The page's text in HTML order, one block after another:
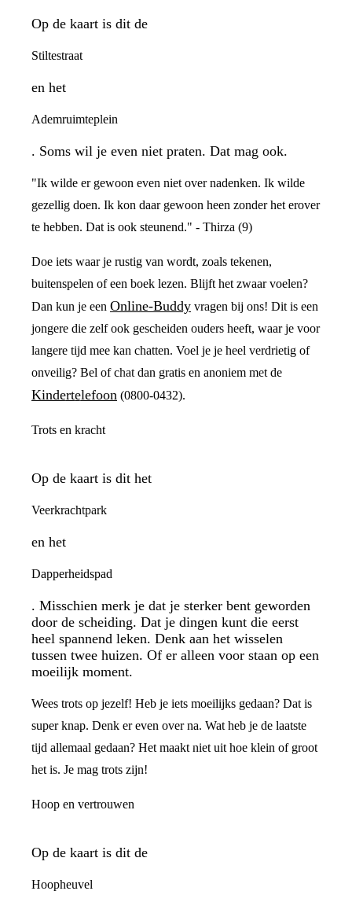
Op de kaart is dit de
Stiltestraat
en het
Ademruimteplein
. Soms wil je even niet praten. Dat mag ook.
"Ik wilde er gewoon even niet over nadenken. Ik wilde
gezellig doen. Ik kon daar gewoon heen zonder het erover
te hebben. Dat is ook steunend." - Thirza (9)
Doe iets waar je rustig van wordt, zoals tekenen,
buitenspelen of een boek lezen. Blijft het zwaar voelen?
Dan kun je een Online-Buddy vragen bij ons! Dit is een
jongere die zelf ook gescheiden ouders heeft, waar je voor
langere tijd mee kan chatten. Voel je je heel verdrietig of
onveilig? Bel of chat dan gratis en anoniem met de
Kindertelefoon (0800-0432).
Trots en kracht
Op de kaart is dit het
Veerkrachtpark
en het
Dapperheidspad
. Misschien merk je dat je sterker bent geworden
door de scheiding. Dat je dingen kunt die eerst
heel spannend leken. Denk aan het wisselen
tussen twee huizen. Of er alleen voor staan op een
moeilijk moment.
Wees trots op jezelf! Heb je iets moeilijks gedaan? Dat is
super knap. Denk er even over na. Wat heb je de laatste
tijd allemaal gedaan? Het maakt niet uit hoe klein of groot
het is. Je mag trots zijn!
Hoop en vertrouwen
Op de kaart is dit de
Hoopheuvel